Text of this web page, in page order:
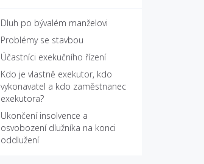
Dluh po bývalém manželovi
Problémy se stavbou
Účastníci exekučního řízení
Kdo je vlastně exekutor, kdo
vykonavatel a kdo zaměstnanec
exekutora?
Ukončení insolvence a
osvobození dlužníka na konci
oddlužení